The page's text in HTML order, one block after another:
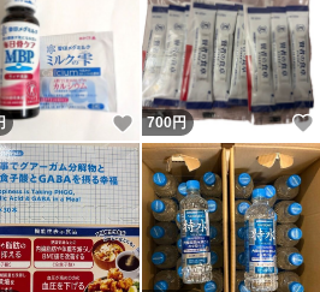
！ いいね！
700円